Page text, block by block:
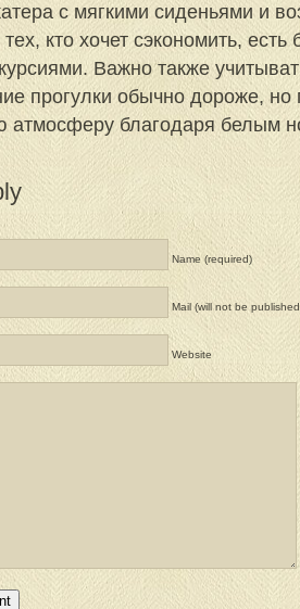
с мягкими сиденьями и
кто хочет сэкономить,
Важно также
прогулки обычно дороже, но
атмосферу благодаря белым
Name (required)
Mail (will not be
Website